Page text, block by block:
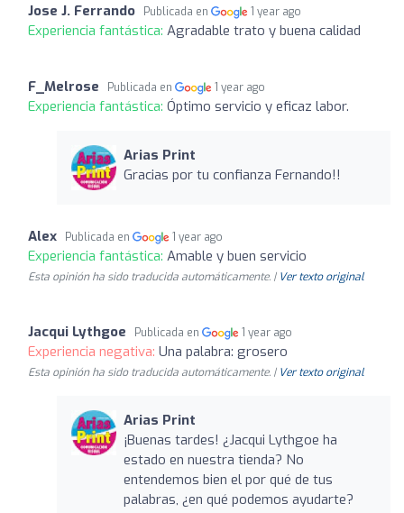
Jose J. Ferrando Publicada en 1 year ago
Experiencia fantástica: Agradable trato y buena calidad
F_Melrose Publicada en 1 year ago
Experiencia fantástica: Óptimo servicio y eficaz labor.
Arias Print
Gracias por tu confianza Fernando!!
Alex Publicada en 1 year ago
Experiencia fantástica: Amable y buen servicio
Esta opinión ha sido traducida automáticamente. | Ver texto original
Jacqui Lythgoe Publicada en 1 year ago
Experiencia negativa: Una palabra: grosero
Esta opinión ha sido traducida automáticamente. | Ver texto original
Arias Print
¡Buenas tardes! ¿Jacqui Lythgoe ha
estado en nuestra tienda? No
entendemos bien el por qué de tus
palabras, ¿en qué podemos ayudarte?